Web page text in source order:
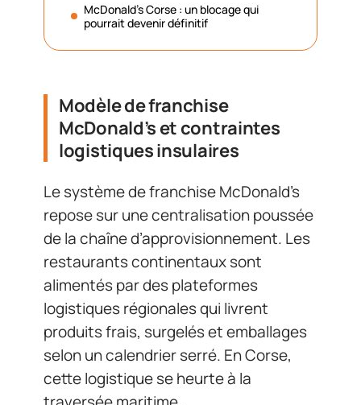
McDonald’s Corse : un blocage qui
pourrait devenir définitif
Modèle de franchise
McDonald’s et contraintes
logistiques insulaires
Le système de franchise McDonald’s
repose sur une centralisation poussée
de la chaîne d’approvisionnement. Les
restaurants continentaux sont
alimentés par des plateformes
logistiques régionales qui livrent
produits frais, surgelés et emballages
selon un calendrier serré. En Corse,
cette logistique se heurte à la